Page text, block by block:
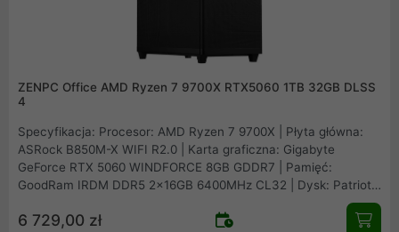
ZENPC Office AMD Ryzen 7 9700X RTX5060 1TB 32GB DLSS
4
Specyfikacja: Procesor: AMD Ryzen 7 9700X | Płyta główna:
ASRock B850M-X WIFI R2.0 | Karta graficzna: Gigabyte
GeForce RTX 5060 WINDFORCE 8GB GDDR7 | Pamięć:
GoodRam IRDM DDR5 2x16GB 6400MHz CL32 | Dysk: Patriot
Viper VP4300 Lite 1TB M.2 PCIe NVMe Gen4 | Obudowa: Asus
Prime AP201 Mesh | Zasilacz: Seasonic B12 BM-550 80Plus
6 729,00 zł